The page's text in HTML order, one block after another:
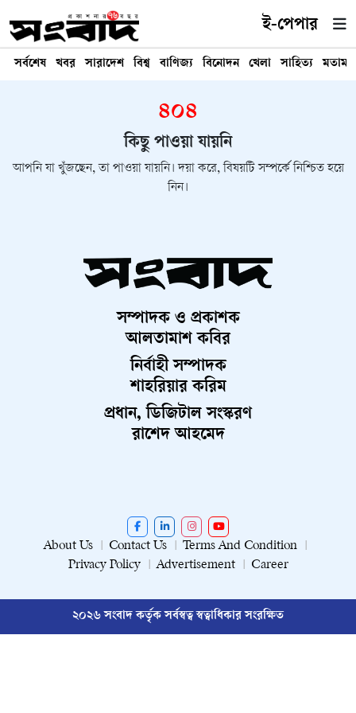
ই-পেপার
সর্বশেষ খবর সারাদেশ বিশ্ব বাণিজ্য বিনোদন খেলা সাহিত্য মতামত
৪০৪
কিছু পাওয়া যায়নি
আপনি যা খুঁজছেন, তা পাওয়া যায়নি। দয়া করে, বিষয়টি সম্পর্কে নিশ্চিত হয়ে
নিন।
সম্পাদক ও প্রকাশক
আলতামাশ কবির
নির্বাহী সম্পাদক
শাহরিয়ার করিম
প্রধান, ডিজিটাল সংস্করণ
রাশেদ আহমেদ
About Us Contact Us
Terms And Condition
Privacy Policy
Advertisement Career
২০২৬ সংবাদ কর্তৃক সর্বস্বত্ব স্বত্বাধিকার সংরক্ষিত